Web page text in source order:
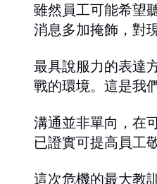
雖然員工可能希望
消息多加掩飾，對
最具說服力的表達
戰的環境。這是我
溝通並非單向，在
已證實可提高員工
這次危機的最大教